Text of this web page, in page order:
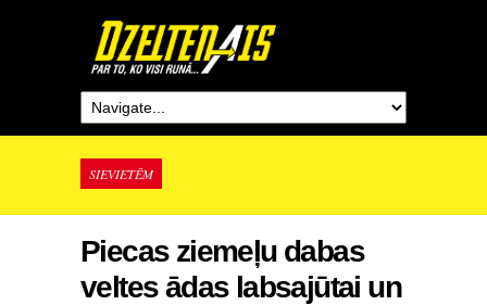
SIEVIETĒM
Piecas ziemeļu dabas
veltes ādas labsajūtai un